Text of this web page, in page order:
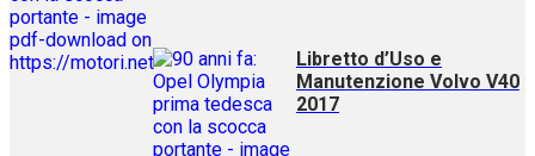
Libretto d’Uso e
Manutenzione Volvo V40
2017